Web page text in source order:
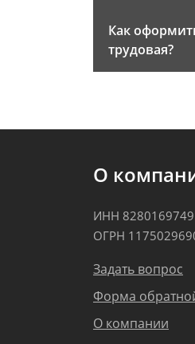
Как
трудовая?
О
ИНН 8280169749
ОГРН
Задать вопрос
Форма
О компании